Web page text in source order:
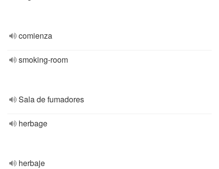
comienza
smoking-room
Sala de fumadores
herbage
herbaje